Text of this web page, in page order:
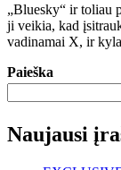
„Bluesky“ ir toliau
ji veikia, kad
vadinamai X, ir
Paieška
Naujausi